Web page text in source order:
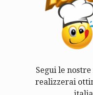
Segui le
realizzerai